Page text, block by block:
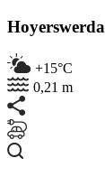
Hoyerswerda
+15°C
0,21 m